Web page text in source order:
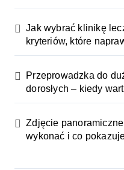
Jak wybrać klinikę
kryteriów, które
Przeprowadzka do
dorosłych – kiedy
Zdjęcie
wykonać i co